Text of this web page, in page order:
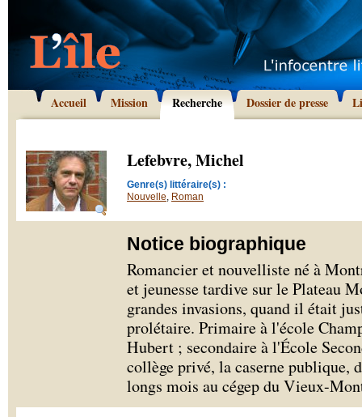
Accueil Mission Recherche Dossier de presse
Lefebvre, Michel
Genre(s) littéraire(s) :
Nouvelle, Roman
Notice biographique
Romancier et nouvelliste né à
et jeunesse tardive sur le Plateau
grandes invasions, quand il était
prolétaire. Primaire à l'école
Hubert ; secondaire à l'École
collège privé, la caserne publique,
longs mois au cégep du Vieux-